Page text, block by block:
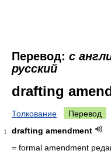
Перевод: с
русский
drafting
Толкование Перевод
1
drafting amendment
= formal amendment